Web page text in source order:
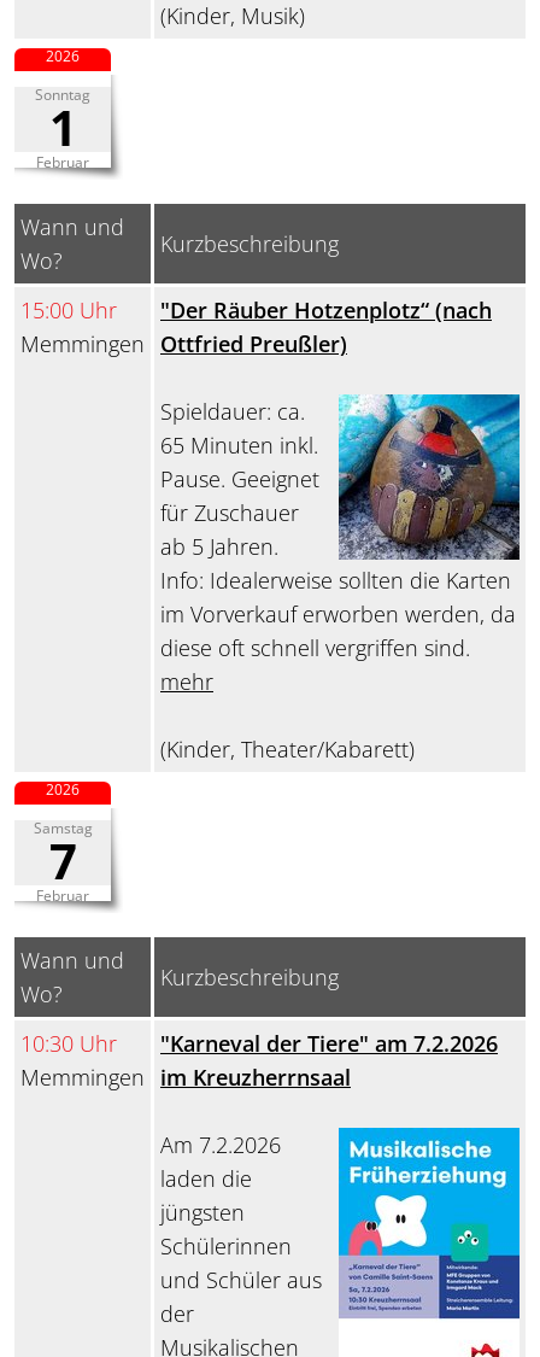
(Kinder, Musik)
Sonntag
1
Februar
2026
Wann und
Wo?
Kurzbeschreibung
15:00 Uhr
Memmingen
"Der Räuber Hotzenplotz“ (nach
Ottfried Preußler)
Spieldauer: ca.
65 Minuten inkl.
Pause. Geeignet
für Zuschauer
ab 5 Jahren.
Info: Idealerweise sollten die Karten
im Vorverkauf erworben werden, da
diese oft schnell vergriffen sind.
mehr
(Kinder, Theater/Kabarett)
Samstag
7
Februar
2026
Wann und
Wo?
Kurzbeschreibung
10:30 Uhr
Memmingen
"Karneval der Tiere" am 7.2.2026
im Kreuzherrnsaal
Am 7.2.2026
laden die
jüngsten
Schülerinnen
und Schüler aus
der
Musikalischen